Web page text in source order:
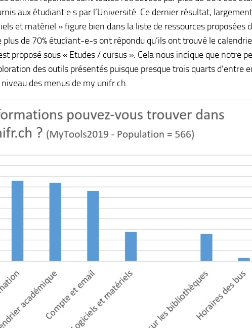
aux étudiant·e·s par l’Université. Ce dernier résultat,
et matériel » figure bien dans la liste de ressources proposées
de 70% étudiant-e-s ont répondu qu’ils ont trouvé le
proposé sous « Etudes / cursus ». Cela nous indique que notre
des outils présentés puisque presque trois quarts d’entre
des menus de my.unifr.ch.